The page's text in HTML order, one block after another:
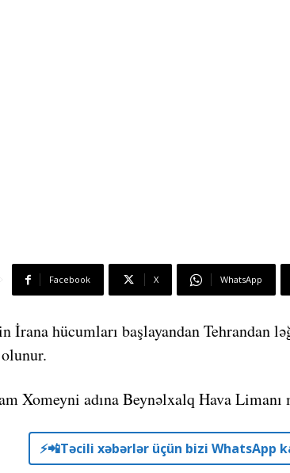
Facebook X WhatsApp
İrana hücumları başlayandan Tehrandan
Xomeyni adına Beynəlxalq Hava Limanı
⚡️📲Təcili xəbərlər üçün bizi WhatsApp